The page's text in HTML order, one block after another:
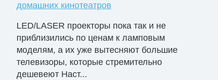
домашних кинотеатров
LED/LASER проекторы пока так и не
приблизились по ценам к ламповым
моделям, а их уже вытесняют большие
телевизоры, которые стремительно
дешевеют Наст...